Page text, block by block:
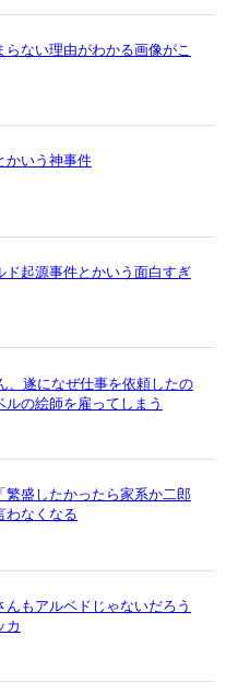
らない理由がわかる画像がこ
かいう神事件
ド起源事件とかいう面白すぎ
、遂になぜ仕事を依頼したの
ルの絵師を雇ってしまう
繁盛したかったら家系か二郎
わなくなる
んもアルベドじゃないだろう
カ